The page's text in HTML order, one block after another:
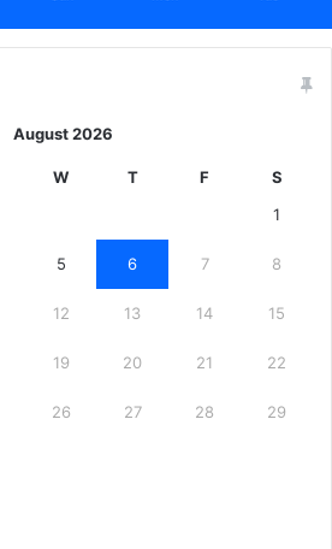
August 2026
W T F
S
1
5 6 7 8
12 13 14 15
19 20 21 22
26 27 28 29